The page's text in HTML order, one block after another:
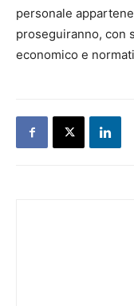
personale
proseguiranno, con
economico e